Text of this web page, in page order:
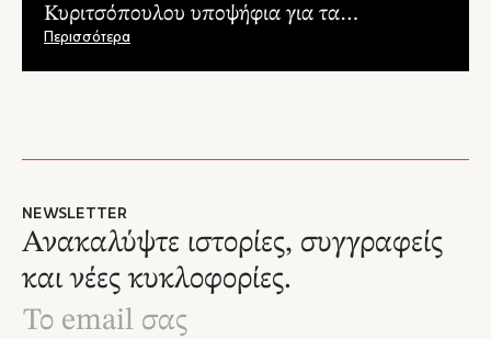
Κυριτσόπουλου υποψήφια για τα
Λογοτεχνικά Βραβεία του Αναγνώστη 2016!
Περισσότερα
NEWSLETTER
Ανακαλύψτε ιστορίες, συγγραφείς
και νέες κυκλοφορίες.